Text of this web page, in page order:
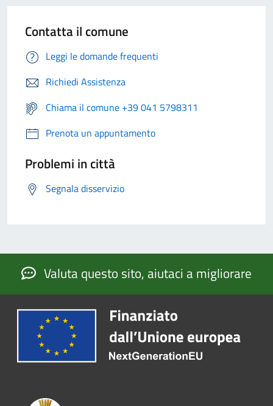
Contatta il comune
Leggi le domande frequenti
Richiedi Assistenza
Chiama il comune +39 041 5798311
Prenota un appuntamento
Problemi in città
Segnala disservizio
Valuta questo sito, aiutaci a migliorare